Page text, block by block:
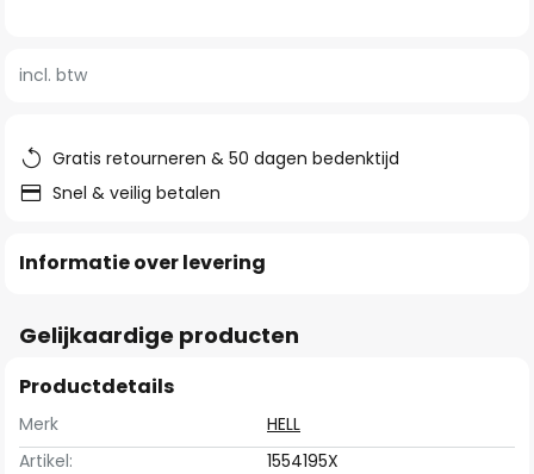
van
afbeeldingen-
gallerij
incl. btw
Gratis retourneren & 50 dagen bedenktijd
Snel & veilig betalen
Informatie over levering
Gelijkaardige producten
Productdetails
Merk
HELL
Artikel:
1554195X